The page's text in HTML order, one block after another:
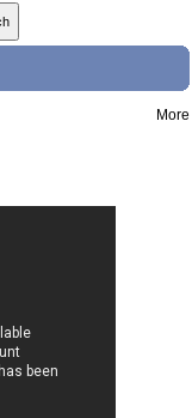
More